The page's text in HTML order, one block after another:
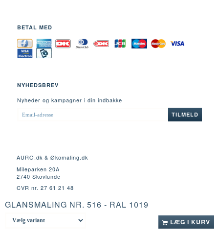
BETAL MED
NYHEDSBREV
Nyheder og kampagner i din indbakke
ADRESSE
TILMELD
AURO.dk & Økomaling.dk
Mileparken 20A
2740 Skovlunde
CVR nr. 27 61 21 48
Fortrydelsesret
GLANSMALING NR. 516 - RAL 1019
LÆG I KURV